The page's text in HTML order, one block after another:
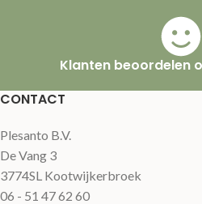
Klanten beoordelen
CONTACT
Plesanto B.V.
De Vang 3
3774SL Kootwijkerbroek
06 - 51 47 62 60